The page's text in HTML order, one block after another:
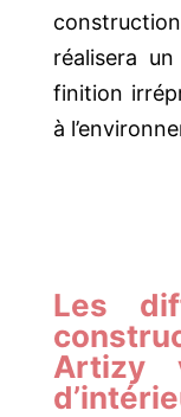
réalisera
finition
à
Les
Artizy